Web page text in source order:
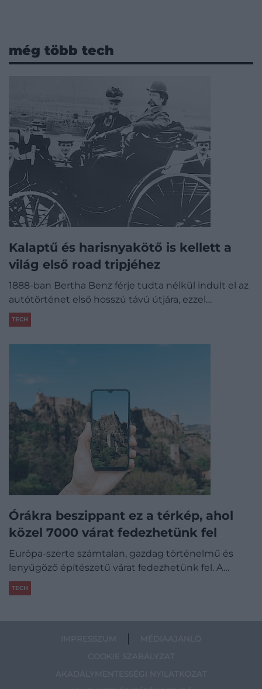
még több tech
Kalaptű és harisnyakötő is kellett a
világ első road tripjéhez
1888-ban Bertha Benz férje tudta nélkül indult el az
autótörténet első hosszú távú útjára, ezzel…
TECH
Órákra beszippant ez a térkép, ahol
közel 7000 várat fedezhetünk fel
Európa-szerte számtalan, gazdag történelmű és
lenyűgöző építészetű várat fedezhetünk fel. A…
TECH